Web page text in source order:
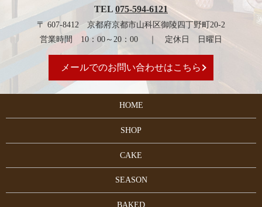
TEL 075-594-6121
〒 607-8412 京都府京都市山科区御陵四丁野町20-2
営業時間 10：00～20：00 ｜ 定休日 日曜日
メールでのお問い合わせはこちら
HOME
SHOP
CAKE
SEASON
BAKED